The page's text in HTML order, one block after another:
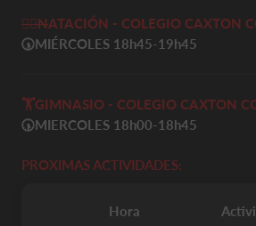
🏊‍♀️NATACIÓN - COLEGIO CAXTON
🕠MIÉRCOLES 18h45-19h45
🏋️GIMNASIO - COLEGIO CAXTON
🕠MIERCOLES 18h00-18h45
PROXIMAS ACTIVIDADES:
Hora